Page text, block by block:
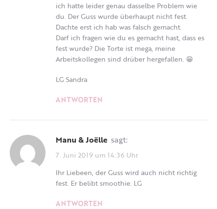
ich hatte leider genau dasselbe Problem wie
du. Der Guss wurde überhaupt nicht fest.
Dachte erst ich hab was falsch gemacht.
Darf ich fragen wie du es gemacht hast, dass es
fest wurde? Die Torte ist mega, meine
Arbeitskollegen sind drüber hergefallen. 😁
LG Sandra
ANTWORTEN
Manu & Joëlle sagt:
7. Juni 2019 um 14:36 Uhr
Ihr Liebeen, der Guss wird auch nicht richtig
fest. Er belibt smoothie. LG
ANTWORTEN